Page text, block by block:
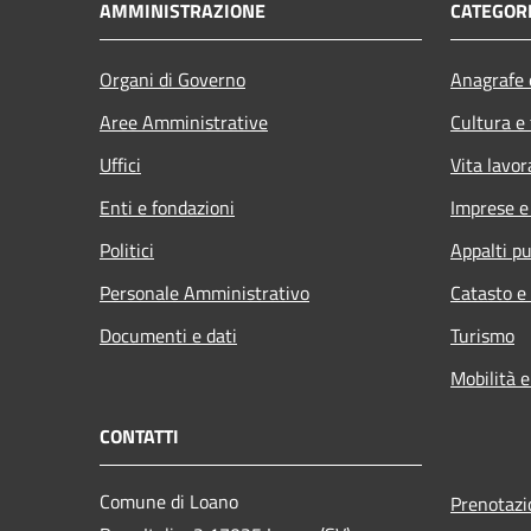
AMMINISTRAZIONE
Organi di Governo
Aree Amministrative
Uffici
Enti e fondazioni
Politici
Personale Amministrativo
Documenti e dati
Cultura
Vita
Imprese
Appalti
Catasto
Turismo
Mobilità
CONTATTI
Comune di Loano